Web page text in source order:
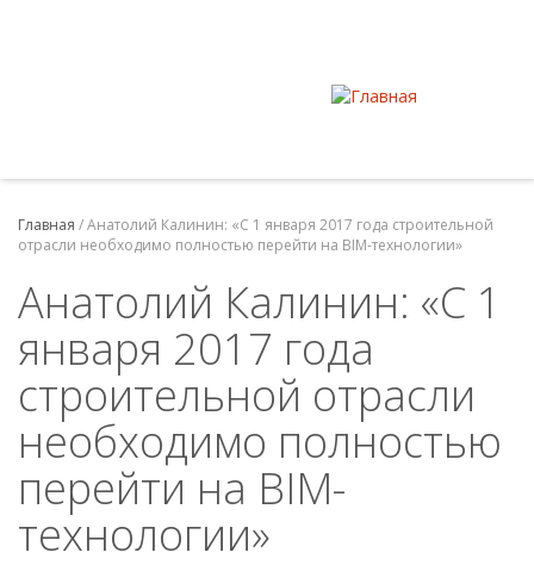
Главная /Анатолий Калинин: «С 1 января 2017 года строительной
отрасли необходимо полностью перейти на BIM-технологии»
Анатолий Калинин: «С 1
января 2017 года
строительной отрасли
необходимо полностью
перейти на BIM-
технологии»